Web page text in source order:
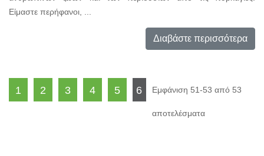
Είμαστε περήφανοι, ...
Διαβάστε περισσότερα
1 2 3 4 5 6 Εμφάνιση 51-53 από 53
αποτελέσματα